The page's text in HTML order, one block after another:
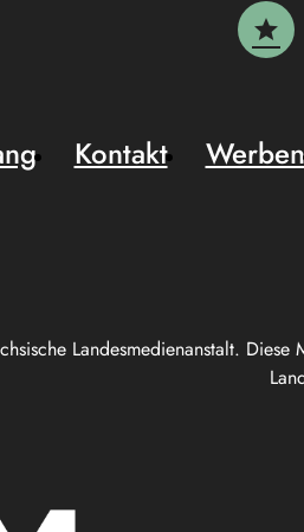
Landesmedienanstalt.
Kontakt Werben